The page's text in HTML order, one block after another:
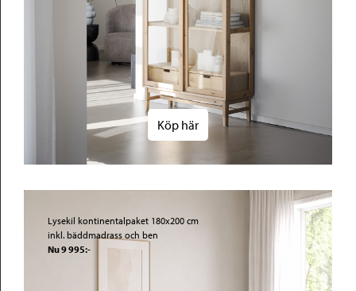
Köp här
Lysekil kontinentalpaket 180x200 cm
inkl. bäddmadrass och ben
Nu 9 995:-